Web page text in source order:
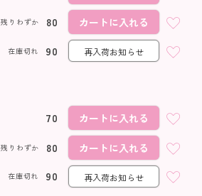
80
残りわずか カートに入れる
90
在庫切れ 再入荷お知らせ
70 カートに入れる
80
残りわずか カートに入れる
90
在庫切れ 再入荷お知らせ